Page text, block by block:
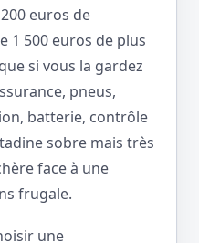
euros de
1 500 euros de plus
si vous la gardez
pneus,
batterie, contrôle
sobre mais très
face à une
frugale.
une